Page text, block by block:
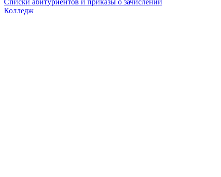
Списки абитуриентов и приказы о зачислении
Колледж